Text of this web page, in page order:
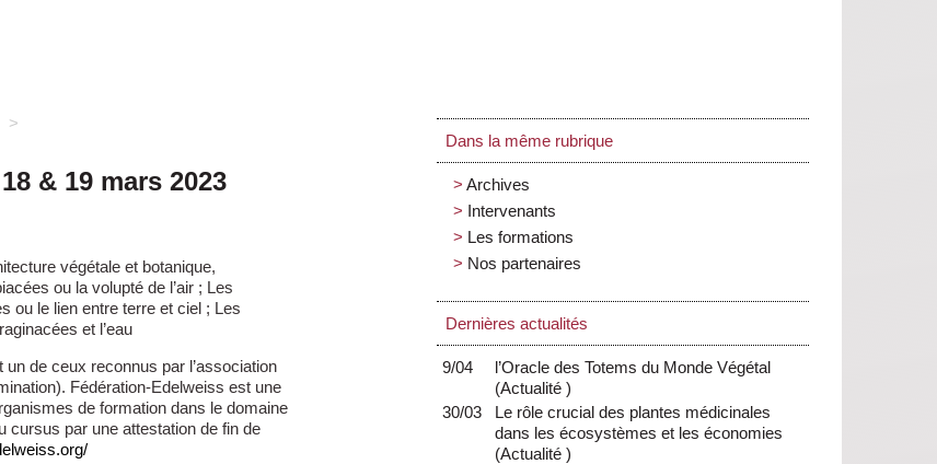
>
& 19 mars 2023
végétale et botanique,
ou la volupté de l’air ; Les
ou le lien entre terre et ciel ; Les
et l’eau
de ceux reconnus par l’association
Fédération-Edelweiss est une
de formation dans le domaine
cursus par une attestation de fin de
Dans la même rubrique
Archives
Intervenants
Les formations
Nos partenaires
Dernières actualités
9/04
l’Oracle des Totems du Monde Végétal
(Actualité)
30/03
Le rôle crucial des plantes médicinales
dans les écosystèmes et les économies
(Actualité)